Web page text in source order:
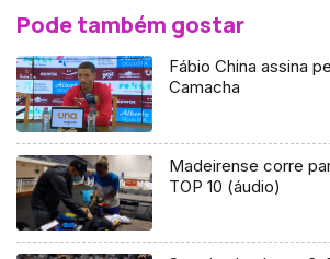
Pode também gostar
Fábio China assina
Camacha
Madeirense corre
TOP 10 (áudio)